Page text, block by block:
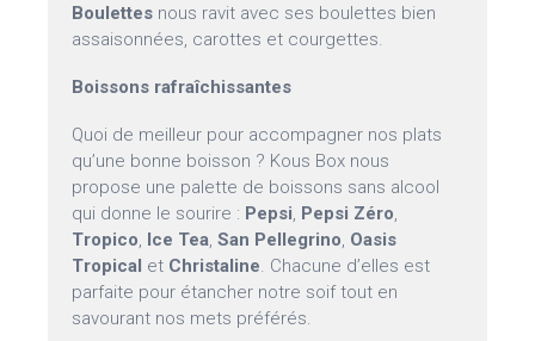
Boulettes nous ravit avec ses boulettes bien
assaisonnées, carottes et courgettes.
Boissons rafraîchissantes
Quoi de meilleur pour accompagner nos plats
qu’une bonne boisson ? Kous Box nous
propose une palette de boissons sans alcool
qui donne le sourire : Pepsi, Pepsi Zéro,
Tropico, Ice Tea,San Pellegrino, Oasis
Tropical et Christaline. Chacune d’elles est
parfaite pour étancher notre soif tout en
savourant nos mets préférés.